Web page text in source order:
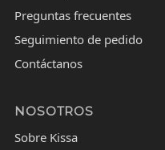
Preguntas frecuentes
Seguimiento de pedido
Contáctanos
NOSOTROS
Sobre Kissa